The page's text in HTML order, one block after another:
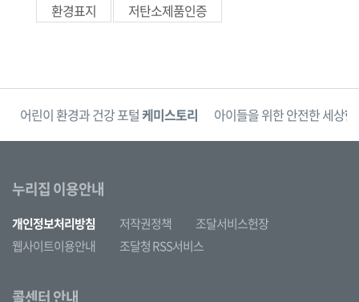
환경표지 저탄소제품인증
어린이 환경과 건강 포털케미스토리 아이들을 위한 안전한 세상
누리집 이용안내
개인정보처리방침 저작권정책
조달서비스헌장
웹사이트이용안내
조달청 RSS서비스
콜센터 안내